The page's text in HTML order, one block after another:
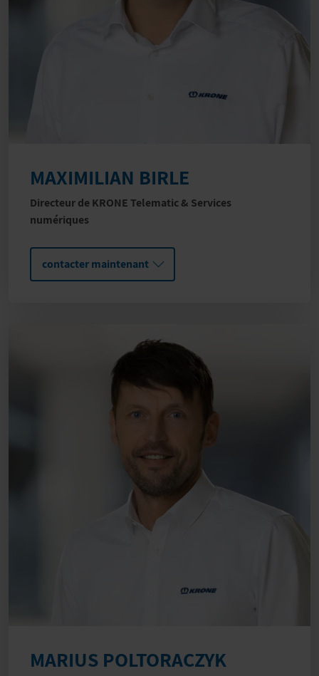
MAXIMILIAN BIRLE
Directeur de KRONE Telematic & Services
numériques
contacter maintenant
MARIUS POLTORACZYK